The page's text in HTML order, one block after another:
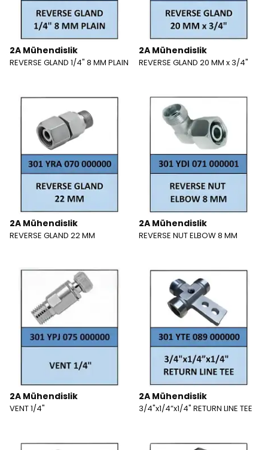
2A Mühendislik
REVERSE GLAND 1/4" 8 MM PLAIN
2A Mühendislik
REVERSE GLAND 20 MM x 3/4"
2A Mühendislik
REVERSE GLAND 22 MM
2A Mühendislik
REVERSE NUT ELBOW 8 MM
2A Mühendislik
VENT 1/4"
2A Mühendislik
3/4"x1/4”x1/4" RETURN LINE TEE